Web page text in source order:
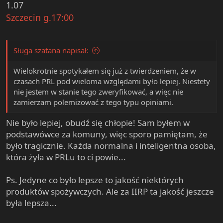
1.07
Szczecin g.17:00
Sługa szatana napisał:
Wielokrotnie spotykałem się już z twierdzeniem, że w
czasach PRL pod wieloma względami było lepiej. Niestety
nie jestem w stanie tego zweryfikować, a więc nie
zamierzam polemizować z tego typu opiniami.
Nie było lepiej, obudź się chłopie! Sam byłem w
podstawówce za komuny, więc sporo pamiętam, że
było tragicznie. Każda normalna i inteligentna osoba,
która żyła w PRLu to ci powie...
Ps. Jedyne co było lepsze to jakość niektórych
produktów spożywczych. Ale za IIRP ta jakość jeszcze
była lepsza...